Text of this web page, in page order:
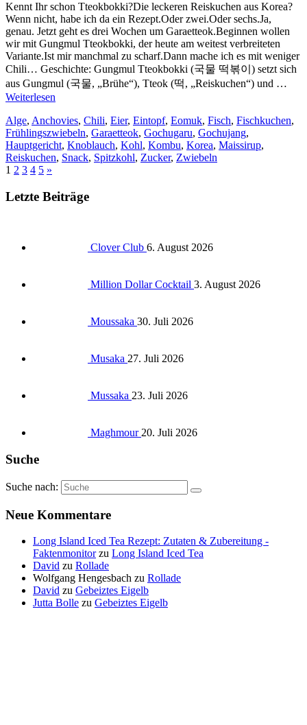
Kennt Ihr schon Tteokbokki?Die leckeren Reiskuchen aus Korea?
Wenn nicht, habe ich da ein Rezept.Oder zwei.Oder sechs.Ja,
genau. Jetzt geht es drei Wochen um Garaetteok.Beginnen wollen
wir mit Gungmul Tteokbokki, der heute am weitest verbreiteten
Variante.Ist mir manchmal zu scharf.Dann mache ich es mit weniger
Chili… Geschichte: Gungmul Tteokbokki (국물 떡볶이) setzt sich
aus Gungmul (국물, „Brühe“), Tteok (떡, „Reiskuchen“) und …
Weiterlesen
Alge, Anchovies, Chili, Eier, Eintopf, Eomuk, Fisch, Fischkuchen,
Frühlingszwiebeln, Garaetteok, Gochugaru, Gochujang,
Hauptgericht, Knoblauch, Kohl, Kombu, Korea, Maissirup,
Reiskuchen, Snack, Spitzkohl, Zucker, Zwiebeln
1 2 3 4 5 »
Letzte Beiträge
Clover Club 6. August 2026
Million Dollar Cocktail 3. August 2026
Moussaka 30. Juli 2026
Musaka 27. Juli 2026
Mussaka 23. Juli 2026
Maghmour20. Juli 2026
Suche
Suche nach:
Neue Kommentare
Long Island Iced Tea Rezept: Zutaten & Zubereitung -
Faktenmonitorzu Long Island Iced Tea
David zu Rollade
Wolfgang Hengesbach zu Rollade
David zu Gebeiztes Eigelb
Jutta Bolle zu Gebeiztes Eigelb